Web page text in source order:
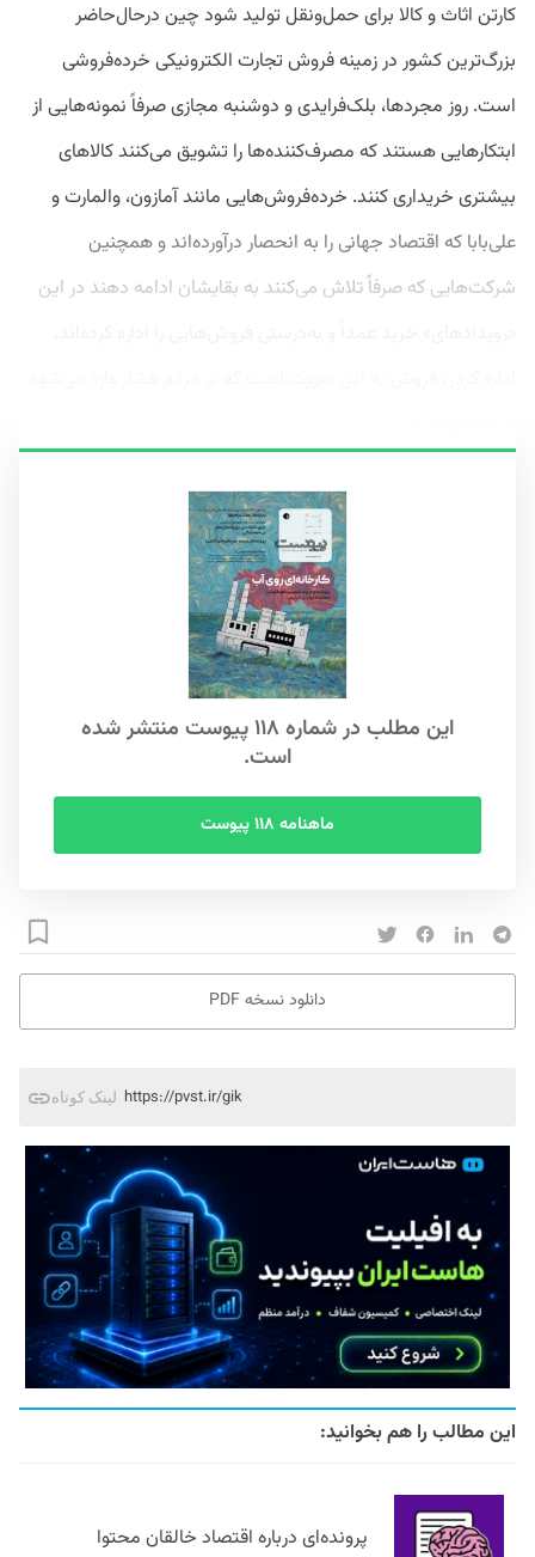
کارتن اثاث و کالا برای حمل‌ونقل تولید شود چین درحال‌حاضر
بزرگ‌ترین کشور در زمینه فروش تجارت الکترونیکی خرده‌فروشی
است. روز مجردها، بلک‌فرایدی و دوشنبه مجازی صرفاً نمونه‌هایی از
ابتکارهایی هستند که مصرف‌کننده‌ها را تشویق می‌کنند کالاهای
بیشتری خریداری کنند. خرده‌فروش‌هایی مانند آمازون، والمارت و
علی‌بابا که اقتصاد جهانی را به انحصار درآورده‌اند و همچنین
شرکت‌هایی که صرفاً تلاش می‌کنند به بقایشان ادامه دهند در این
این مطلب در شماره ۱۱۸ پیوست منتشر شده
است.
ماهنامه ۱۱۸ پیوست
دانلود نسخه PDF
لینک کوتاه https://pvst.ir/gik
این مطالب را هم بخوانید:
پرونده‌ای درباره اقتصاد خالقان محتوا